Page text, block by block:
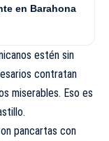
en Barahona
estén sin
contratan
miserables. Eso es
pancartas con